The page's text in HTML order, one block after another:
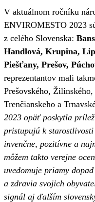
V aktuálnom ročníku
ENVIROMESTO 2023
z celého Slovenska:
Handlová, Krupina,
Piešťany, Prešov,
reprezentantov mali
Prešovského,
Trenčianskeho a
2023 opäť poskytla
pristupujú k starostlivosti
invenčne, pozitívne a
môžem takto verejne
uvedomuje priamy
a zdravia svojich
signál aj ďalším